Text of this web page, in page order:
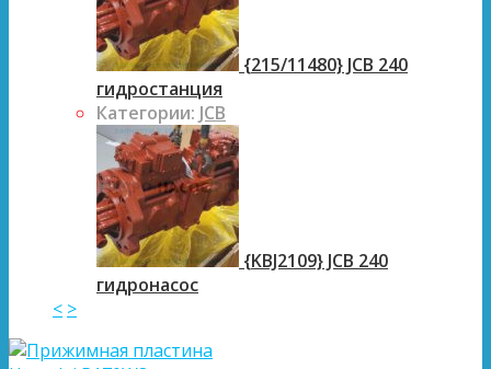
{215/11480} JCB 240
гидростанция
Категории: JCB
{KBJ2109} JCB 240
гидронасос
< >